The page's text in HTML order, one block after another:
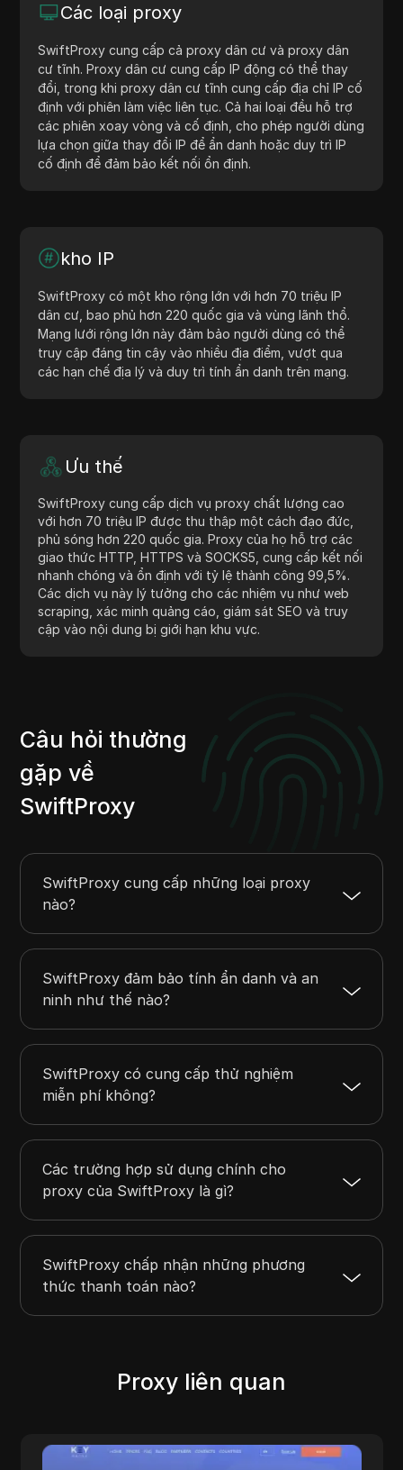
Các loại proxy
SwiftProxy cung cấp cả proxy dân cư và proxy dân
cư tĩnh. Proxy dân cư cung cấp IP động có thể thay
đổi, trong khi proxy dân cư tĩnh cung cấp địa chỉ IP cố
định với phiên làm việc liên tục. Cả hai loại đều hỗ trợ
các phiên xoay vòng và cố định, cho phép người dùng
lựa chọn giữa thay đổi IP để ẩn danh hoặc duy trì IP
cố định để đảm bảo kết nối ổn định.
kho IP
SwiftProxy có một kho rộng lớn với hơn 70 triệu IP
dân cư, bao phủ hơn 220 quốc gia và vùng lãnh thổ.
Mạng lưới rộng lớn này đảm bảo người dùng có thể
truy cập đáng tin cậy vào nhiều địa điểm, vượt qua
các hạn chế địa lý và duy trì tính ẩn danh trên mạng.
Ưu thế
SwiftProxy cung cấp dịch vụ proxy chất lượng cao
với hơn 70 triệu IP được thu thập một cách đạo đức,
phủ sóng hơn 220 quốc gia. Proxy của họ hỗ trợ các
giao thức HTTP, HTTPS và SOCKS5, cung cấp kết nối
nhanh chóng và ổn định với tỷ lệ thành công 99,5%.
Các dịch vụ này lý tưởng cho các nhiệm vụ như web
scraping, xác minh quảng cáo, giám sát SEO và truy
cập vào nội dung bị giới hạn khu vực.
Câu hỏi thường
gặp về
SwiftProxy
SwiftProxy cung cấp những loại proxy
nào?
SwiftProxy đảm bảo tính ẩn danh và an
ninh như thế nào?
SwiftProxy có cung cấp thử nghiệm
miễn phí không?
Các trường hợp sử dụng chính cho
proxy của SwiftProxy là gì?
SwiftProxy chấp nhận những phương
thức thanh toán nào?
Proxy liên quan
KeyProxy